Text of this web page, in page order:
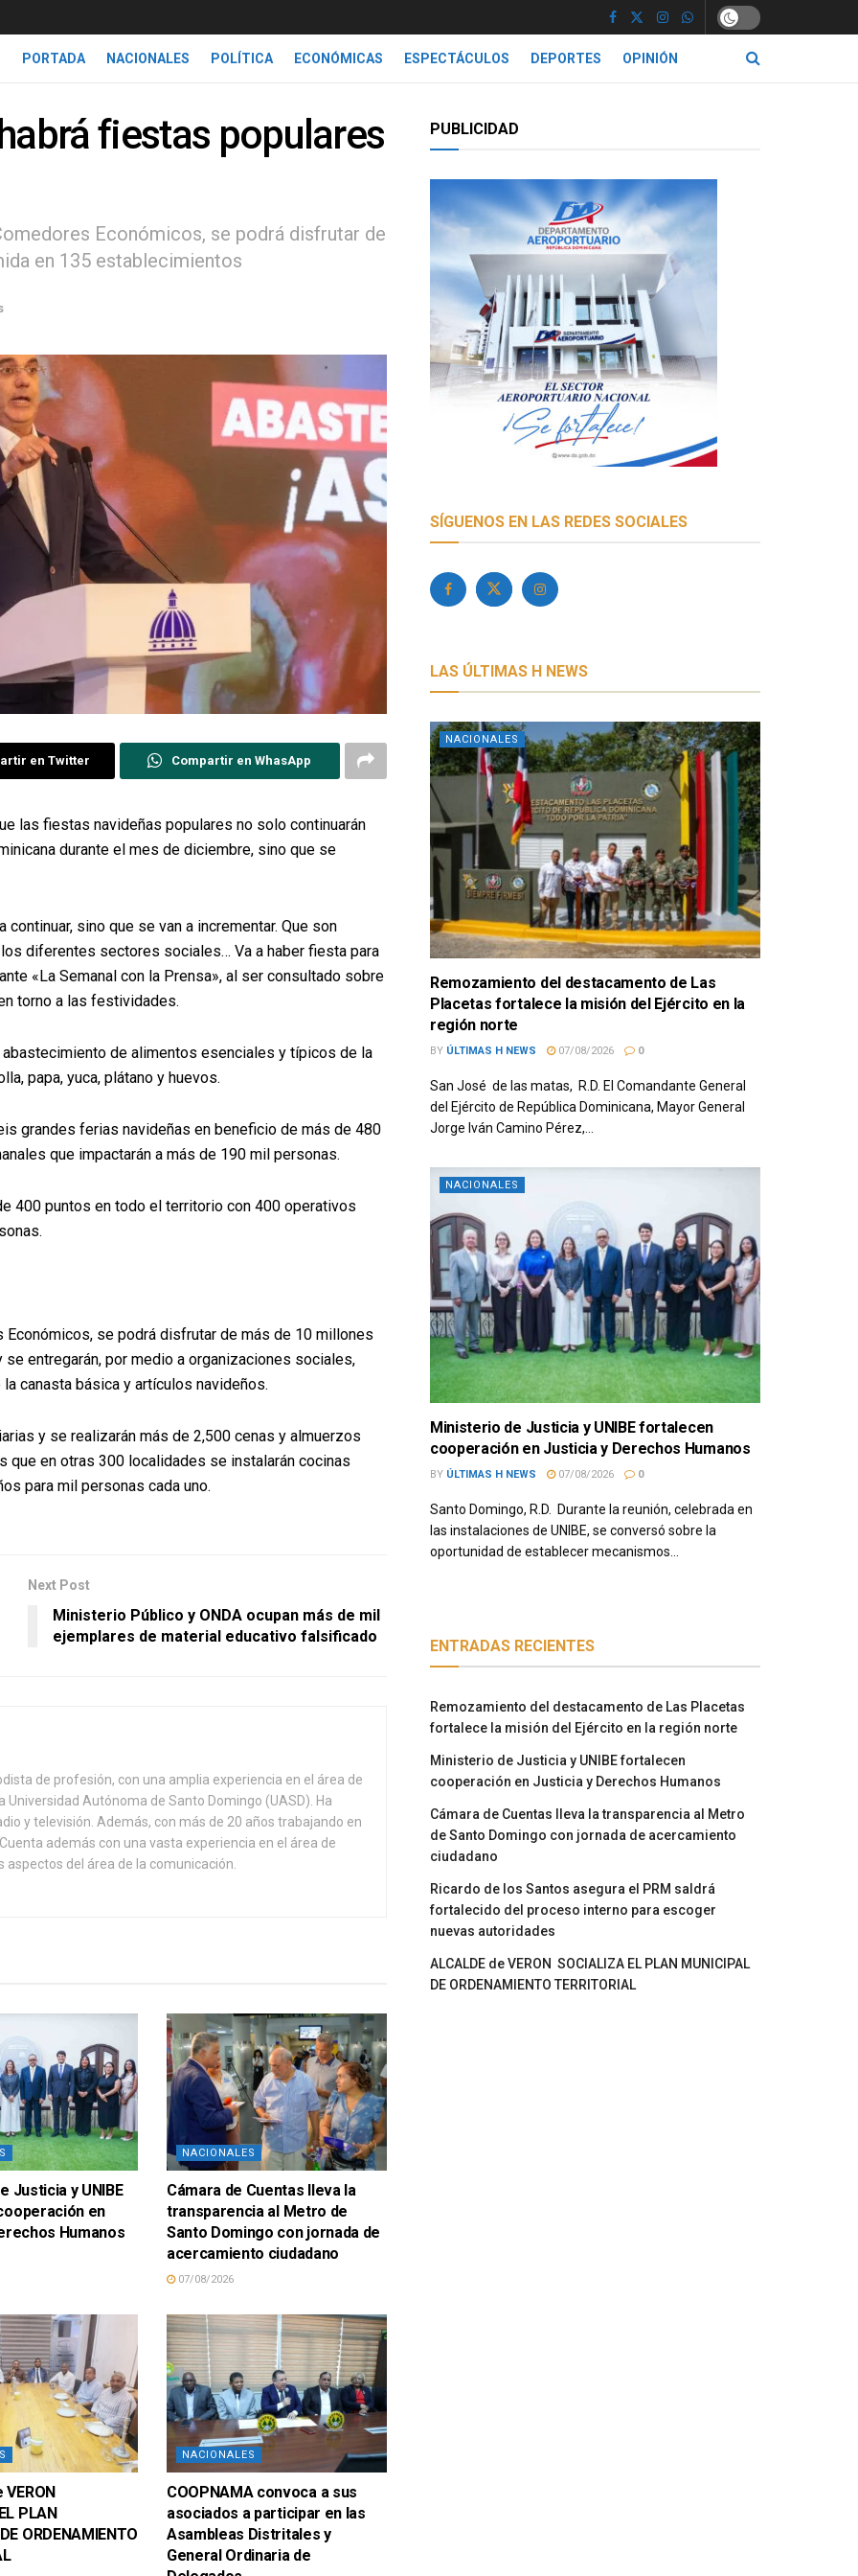
PORTADA NACIONALES POLÍTICA ECONÓMICAS ESPECTÁCULOS DEPORTES OPINIÓN
fiestas populares
Económicos, se podrá disfrutar de
en 135 establecimientos
en Twitter Compartir en WhasApp
las fiestas navideñas populares no solo continuarán
durante el mes de diciembre, sino que se
sino que se van a incrementar. Que son
diferentes sectores sociales… Va a haber fiesta para
«La Semanal con la Prensa», al ser consultado sobre
torno a las festividades.
abastecimiento de alimentos esenciales y típicos de la
papa, yuca, plátano y huevos.
grandes ferias navideñas en beneficio de más de 480
que impactarán a más de 190 mil personas.
400 puntos en todo el territorio con 400 operativos
se podrá disfrutar de más de 10 millones
entregarán, por medio a organizaciones sociales,
canasta básica y artículos navideños.
y se realizarán más de 2,500 cenas y almuerzos
que en otras 300 localidades se instalarán cocinas
para mil personas cada uno.
Next Post
Ministerio Público y ONDA ocupan más de mil
ejemplares de material educativo falsificado
de profesión, con una amplia experiencia en el área de
Universidad Autónoma de Santo Domingo (UASD). Ha
y televisión. Además, con más de 20 años trabajando en
además con una vasta experiencia en el área de
del área de la comunicación.
Justicia y UNIBE
en
Humanos
NACIONALES
Cámara de Cuentas lleva la
transparencia al Metro de
Santo Domingo con jornada de
acercamiento ciudadano
07/08/2026
VERON
PLAN
ORDENAMIENTO
NACIONALES
COOPNAMA convoca a sus
asociados a participar en las
Asambleas Distritales y
General Ordinaria de
PUBLICIDAD
SÍGUENOS EN LAS REDES SOCIALES
LAS ÚLTIMAS H NEWS
NACIONALES
Remozamiento del destacamento de Las
Placetas fortalece la misión del Ejército en la
región norte
BY ÚLTIMAS H NEWS 07/08/2026 0
San José de las matas, R.D. El Comandante General
del Ejército de República Dominicana, Mayor General
Jorge Iván Camino Pérez,...
NACIONALES
Ministerio de Justicia y UNIBE fortalecen
cooperación en Justicia y Derechos Humanos
BY ÚLTIMAS H NEWS 07/08/2026 0
Santo Domingo, R.D. Durante la reunión, celebrada en
las instalaciones de UNIBE, se conversó sobre la
oportunidad de establecer mecanismos...
ENTRADAS RECIENTES
Remozamiento del destacamento de Las Placetas
fortalece la misión del Ejército en la región norte
Ministerio de Justicia y UNIBE fortalecen
cooperación en Justicia y Derechos Humanos
Cámara de Cuentas lleva la transparencia al Metro
de Santo Domingo con jornada de acercamiento
ciudadano
Ricardo de los Santos asegura el PRM saldrá
fortalecido del proceso interno para escoger
nuevas autoridades
ALCALDE de VERON SOCIALIZA EL PLAN MUNICIPAL
DE ORDENAMIENTO TERRITORIAL